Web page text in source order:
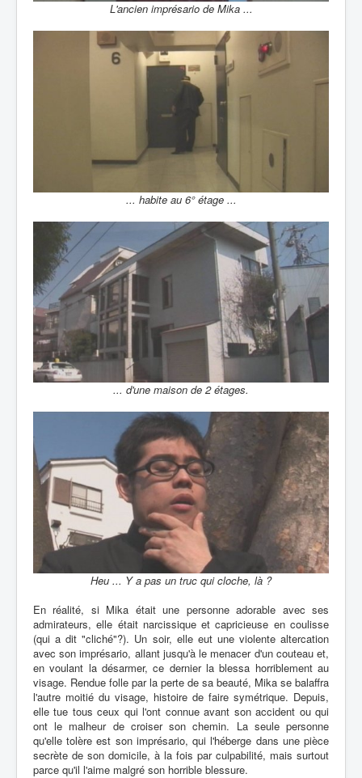
L'ancien imprésario de Mika ...
... habite au 6° étage ...
... d'une maison de 2 étages.
Heu ... Y a pas un truc qui cloche, là ?
En réalité, si Mika était une personne adorable avec ses
admirateurs, elle était narcissique et capricieuse en coulisse
(qui a dit "cliché"?). Un soir, elle eut une violente altercation
avec son imprésario, allant jusqu'à le menacer d'un couteau et,
en voulant la désarmer, ce dernier la blessa horriblement au
visage. Rendue folle par la perte de sa beauté, Mika se balaffra
l'autre moitié du visage, histoire de faire symétrique. Depuis,
elle tue tous ceux qui l'ont connue avant son accident ou qui
ont le malheur de croiser son chemin. La seule personne
qu'elle tolère est son imprésario, qui l'héberge dans une pièce
secrète de son domicile, à la fois par culpabilité, mais surtout
parce qu'il l'aime malgré son horrible blessure.